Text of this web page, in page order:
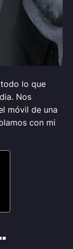
lo que
Nos
móvil de una
con mi